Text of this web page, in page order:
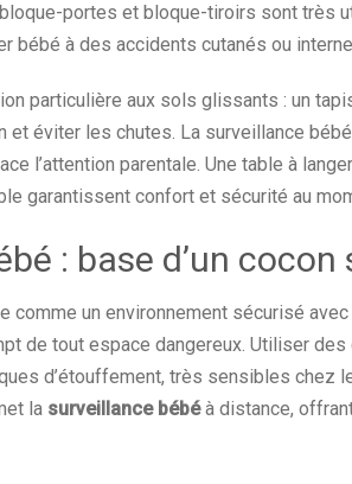
portes et bloque-tiroirs sont très
bébé à des accidents cutanés ou
particulière aux sols glissants : un
et éviter les chutes. La surveillance
l’attention parentale. Une table à
garantissent confort et sécurité au
: base d’un cocon
comme un environnement sécurisé
de tout espace dangereux. Utiliser
d’étouffement, très sensibles chez
la surveillance bébéà distance,